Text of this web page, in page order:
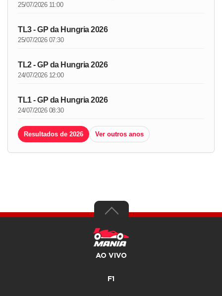
25/07/2026 11:00
TL3 - GP da Hungria 2026
25/07/2026 07:30
TL2 - GP da Hungria 2026
24/07/2026 12:00
TL1 - GP da Hungria 2026
24/07/2026 08:30
Resultados de 2026 Ver outros anos
AO VIVO
F1